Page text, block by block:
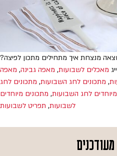
מנצחת איך מתחילים מתכון לפיצה?
מאכלים לשבועות, מאפה גבינה, מאפה
, מתכונים לחג השבועות, מתכונים לחג
לחג השבועות, מתכונים מיוחדים
לשבועות, תפריט לשבועות